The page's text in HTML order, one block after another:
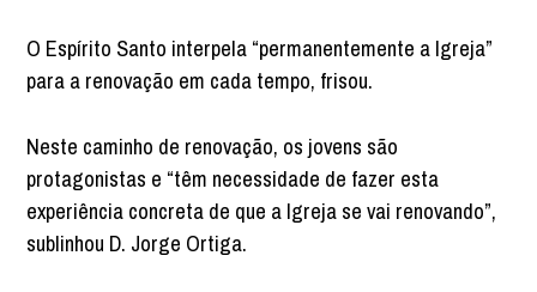
O Espírito Santo interpela “permanentemente a Igreja”
para a renovação em cada tempo, frisou.
Neste caminho de renovação, os jovens são
protagonistas e “têm necessidade de fazer esta
experiência concreta de que a Igreja se vai renovando”,
sublinhou D. Jorge Ortiga.